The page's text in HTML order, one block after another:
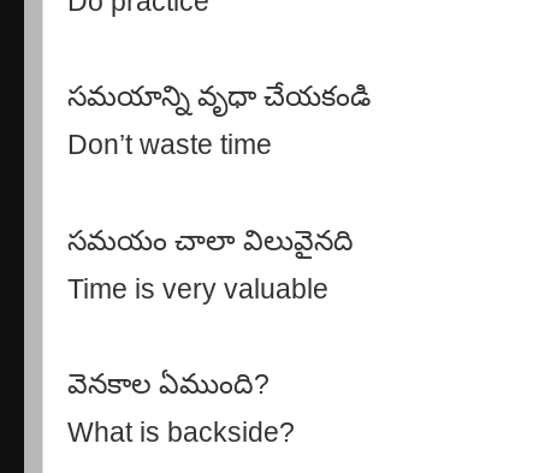
సమయాన్ని వృధా చేయకండి
Don’t waste time
సమయం చాలా విలువైనది
Time is very valuable
వెనకాల ఏముంది?
What is backside?